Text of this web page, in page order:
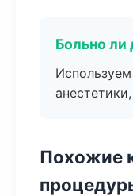
Больно ли
Похожие